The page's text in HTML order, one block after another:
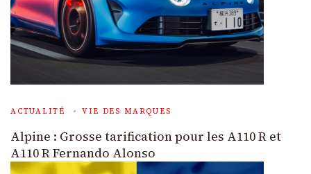
ACTUALITÉ VIE DES MARQUES
Alpine : Grosse tarification pour les A110 R et
A110 R Fernando Alonso